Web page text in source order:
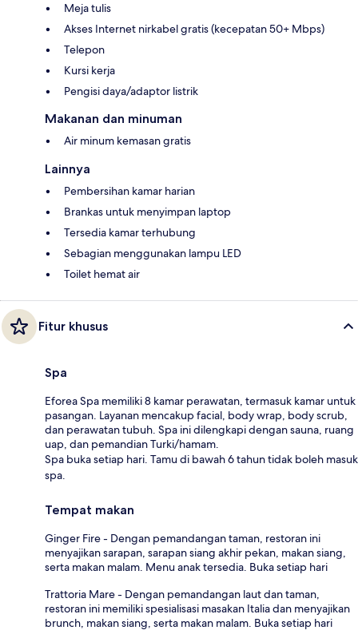
Meja tulis
Akses Internet nirkabel gratis (kecepatan 50+ Mbps)
Telepon
Kursi kerja
Pengisi daya/adaptor listrik
Makanan dan minuman
Air minum kemasan gratis
Lainnya
Pembersihan kamar harian
Brankas untuk menyimpan laptop
Tersedia kamar terhubung
Sebagian menggunakan lampu LED
Toilet hemat air
Fitur khusus
Spa
Eforea Spa memiliki 8 kamar perawatan, termasuk kamar untuk
pasangan. Layanan mencakup facial, body wrap, body scrub,
dan perawatan tubuh. Spa ini dilengkapi dengan sauna, ruang
uap, dan pemandian Turki/hamam.
Spa buka setiap hari. Tamu di bawah 6 tahun tidak boleh masuk
spa.
Tempat makan
Ginger Fire - Dengan pemandangan taman, restoran ini
menyajikan sarapan, sarapan siang akhir pekan, makan siang,
serta makan malam. Menu anak tersedia. Buka setiap hari
Trattoria Mare - Dengan pemandangan laut dan taman,
restoran ini memiliki spesialisasi masakan Italia dan menyajikan
brunch, makan siang, serta makan malam. Buka setiap hari